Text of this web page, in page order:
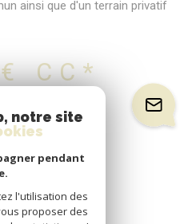
ainsi que d'un terrain privatif
apportant un espace de
agréable. À l'étage, la maison
espace salle d'eau. Un bureau
accessible directement depuis la
Le chauffage est assuré par une
emplacement de stationnement
immédiatement, cette
à une personne seule ou à un
CC*
notre site
pendant
l'utilisation des
proposer des